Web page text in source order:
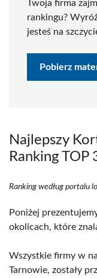
Twoja firma
rankingu?
jesteś na
Pobierz
Najlepszy
Ranking
Ranking według portalu
Poniżej
okolicach, które
Wszystkie firmy w
Tarnowie, zostały